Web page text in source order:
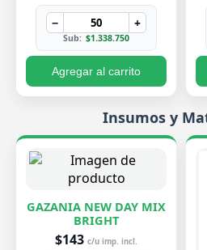
− +
Sub: $1.338.750
Agregar al carrito
Insumos y
GAZANIA NEW DAY MIX
BRIGHT
$143 c/u imp. incl.